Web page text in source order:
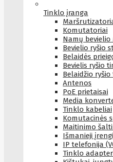
Tinklo įranga
Komutatoriai
Namų
Bevielio ryšio
Belaidės
Bevielis ryšio
Belaidžio
Antenos
PoE prietaisai
Media
Tinklo kabeliai
Komutacinės
Maitinimo
Išmanieji
IP telefonija
Tinklo